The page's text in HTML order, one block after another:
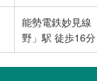
能勢電鉄妙見線
野」駅 徒歩16分